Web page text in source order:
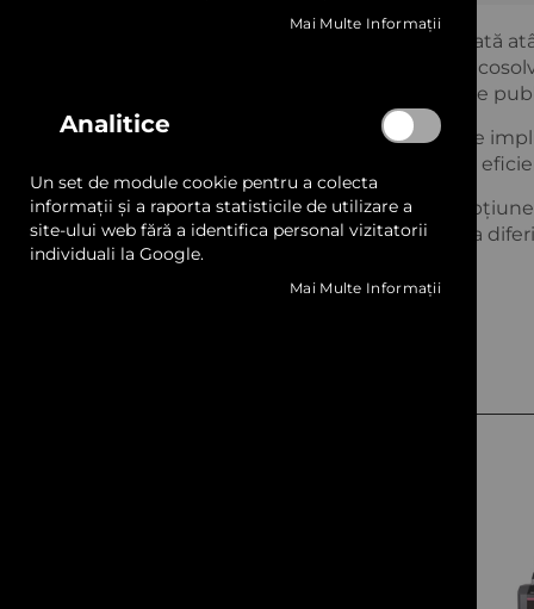
Transport gratuit pentru comenzile de peste 600 lei +
Poate fi utilizată
cu cerneluri pe bază de solvent, cât și
în diferite tipuri de ateliere de producție
Simplu de utilizat:
Procesul de aplicare
decupare pe contur, așezare și presare,
Disponibilitate în diferite formate:
coli A4 permite adaptarea produsului la
nevoi specifice.
Mai Multe Informații
Analitice
Un set de module cookie pentru a colecta
informații și a raporta statisticile de utilizare a
site-ului web fără a identifica personal vizitatorii
individuali la Google.
Mai Multe Informații